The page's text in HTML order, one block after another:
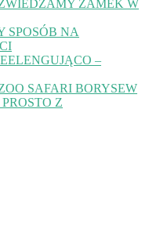
ZAMEK W
SPOSÓB NA
–
SAFARI BORYSEW
Z